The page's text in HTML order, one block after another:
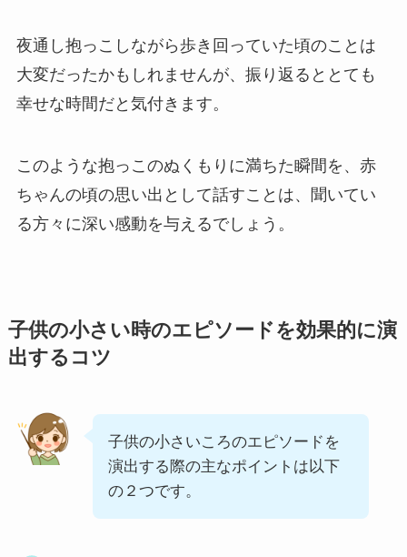
夜通し抱っこしながら歩き回っていた頃のことは
大変だったかもしれませんが、振り返るととても
幸せな時間だと気付きます。
このような抱っこのぬくもりに満ちた瞬間を、赤
ちゃんの頃の思い出として話すことは、聞いてい
る方々に深い感動を与えるでしょう。
子供の小さい時のエピソードを効果的に演
出するコツ
子供の小さいころのエピソードを
演出する際の主なポイントは以下
の２つです。